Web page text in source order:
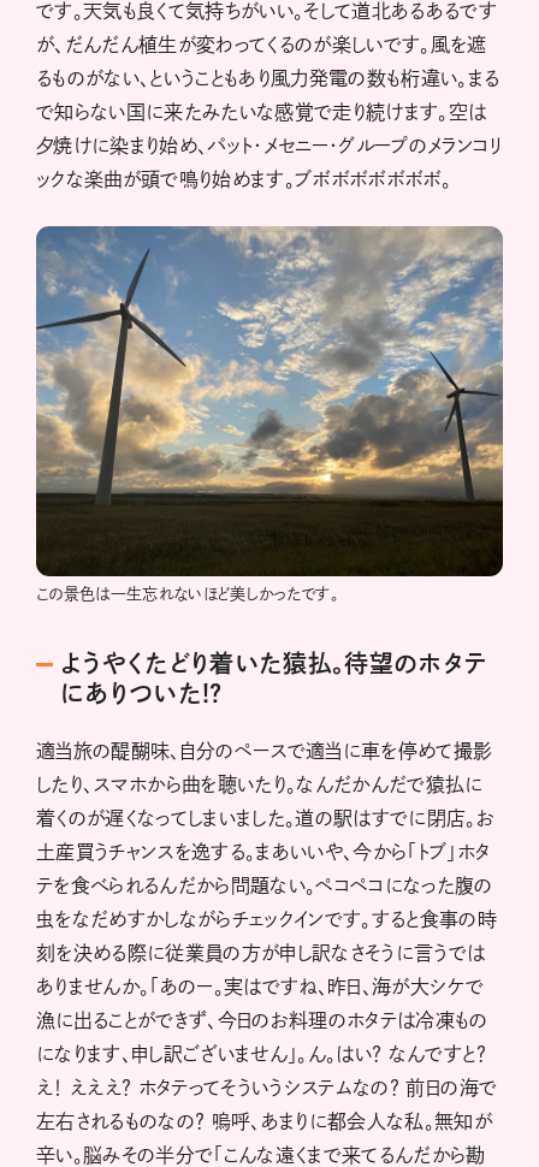
です。天気も良くて気持ちがいい。そして道北あるあるです
が、だんだん植生が変わってくるのが楽しいです。風を遮
るものがない、ということもあり風力発電の数も桁違い。まる
で知らない国に来たみたいな感覚で走り続けます。空は
夕焼けに染まり始め、パット・メセニー・グループのメランコリ
ックな楽曲が頭で鳴り始めます。ブボボボボボボボ。
この景色は一生忘れないほど美しかったです。
ようやくたどり着いた猿払。待望のホタテ
にありついた!?
適当旅の醍醐味、自分のペースで適当に車を停めて撮影
したり、スマホから曲を聴いたり。なんだかんだで猿払に
着くのが遅くなってしまいました。道の駅はすでに閉店。お
土産買うチャンスを逸する。まあいいや、今から「トブ」ホタ
テを食べられるんだから問題ない。ペコペコになった腹の
虫をなだめすかしながらチェックインです。すると食事の時
刻を決める際に従業員の方が申し訳なさそうに言うでは
ありませんか。「あのー。実はですね、昨日、海が大シケで
漁に出ることができず、今日のお料理のホタテは冷凍もの
になります、申し訳ございません」。ん。はい？ なんですと？
え！ えええ？ ホタテってそういうシステムなの？ 前日の海で
左右されるものなの？ 嗚呼、あまりに都会人な私。無知が
辛い。脳みその半分で「こんな遠くまで来てるんだから勘